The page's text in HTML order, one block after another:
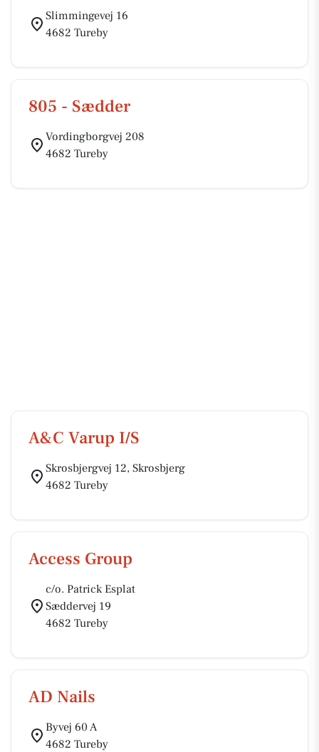
Slimmingevej 16
4682 Tureby
805 - Sædder
Vordingborgvej 208
4682 Tureby
A&C Varup I/S
Skrosbjergvej 12, Skrosbjerg
4682 Tureby
Access Group
c/o. Patrick Esplat
Sæddervej 19
4682 Tureby
AD Nails
Byvej 60 A
4682 Tureby